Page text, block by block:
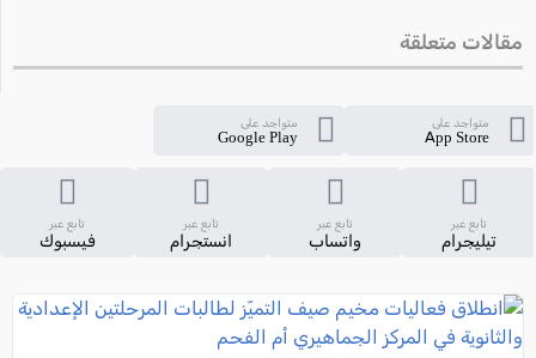
مقالات متعلقة
متواجد على
App Store
متواجد على
Google Play
تابع عبر
تيليجرام
تابع عبر
واتساب
تابع عبر
انستجرام
تابع عبر
فيسبوك